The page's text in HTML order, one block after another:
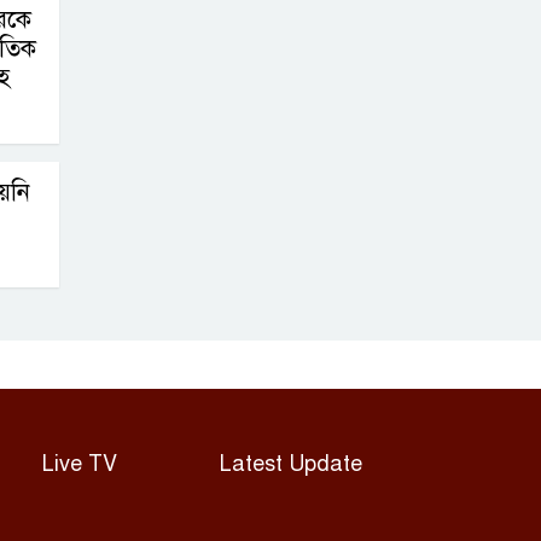
Live TV Latest Update